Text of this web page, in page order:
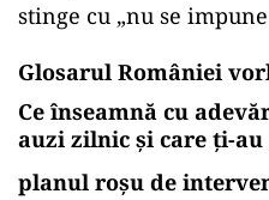
stinge cu „nu se
Glosarul României
Ce înseamnă cu
auzi zilnic și care ți-
planul roșu de